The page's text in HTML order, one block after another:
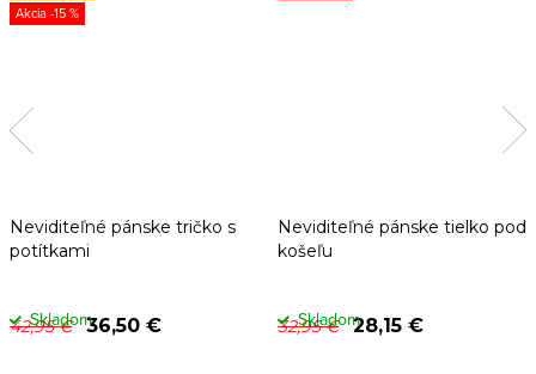
-15 %
Neviditeľné pánske tričko s
potítkami
42,95 € 36,50 €
Skladom
Neviditeľné pánske tielko pod
košeľu
32,95 € 28,15 €
Skladom